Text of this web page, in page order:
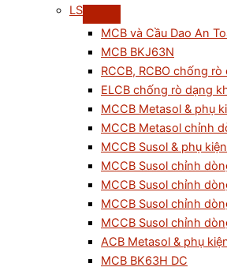
LS
MCB và Cầu Dao An
MCB BKJ63N
RCCB, RCBO chống
ELCB chống rò dạng
MCCB Metasol & phụ
MCCB Metasol chỉnh
MCCB Susol & phụ kiện
MCCB Susol chỉnh
MCCB Susol chỉnh
MCCB Susol chỉnh
MCCB Susol chỉnh
ACB Metasol & phụ
MCB BK63H DC